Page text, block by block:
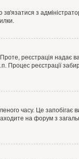
з
реєстрація надає
Процес реєстрації
часу. Це запобігає
на форум з